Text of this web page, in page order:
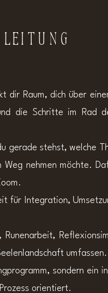
dir Raum, dich über
die Schritte im Rad
gerade stehst, welche
Weg nehmen möchte.
für Integration,
umfassen.
sondern ein
orientiert.